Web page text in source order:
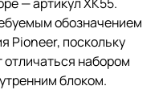
обозначением
Pioneer, поскольку
набором
блоком.